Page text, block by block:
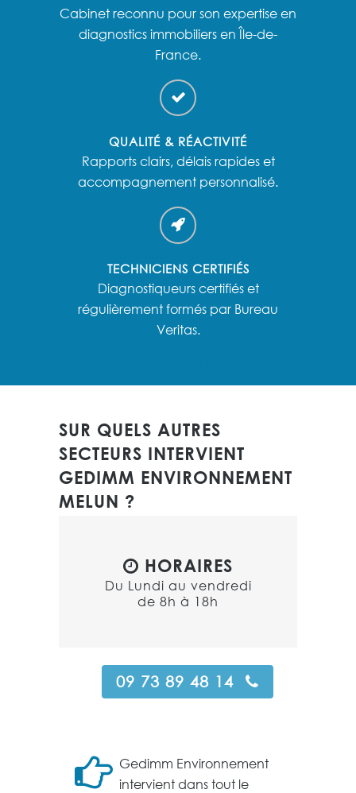
Cabinet reconnu pour son expertise en
diagnostics immobiliers en Île-de-
France.
QUALITÉ & RÉACTIVITÉ
Rapports clairs, délais rapides et
accompagnement personnalisé.
TECHNICIENS CERTIFIÉS
Diagnostiqueurs certifiés et
régulièrement formés par Bureau
Veritas.
SUR QUELS AUTRES
SECTEURS INTERVIENT
GEDIMM ENVIRONNEMENT
MELUN ?
HORAIRES
Du Lundi au vendredi
de 8h à 18h
09 73 89 48 14
Gedimm Environnement
intervient dans tout le